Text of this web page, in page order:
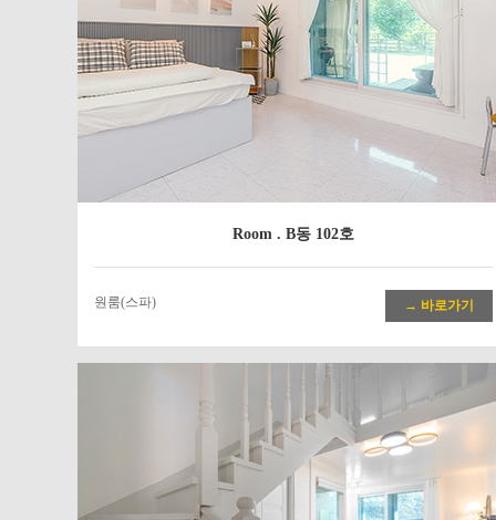
Room . B동 102호
원룸(스파) → 바로가기